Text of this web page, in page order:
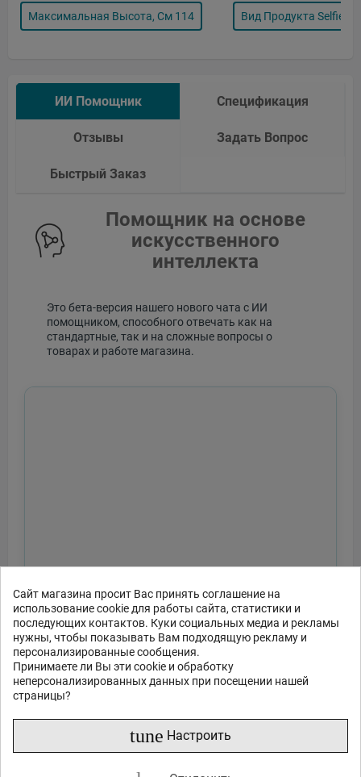
Сайт магазина просит Вас принять соглашение на
использование cookie для работы сайта, статистики и
последующих контактов. Куки социальных медиа и рекламы
нужны, чтобы показывать Вам подходящую рекламу и
персонализированные сообщения.
Принимаете ли Вы эти cookie и обработку
неперсонализированных данных при посещении нашей
страницы?
tune Настроить
Максимальная Высота, См 114 Вид Продукта Selfie
ИИ Помощник Спецификация
Отзывы Задать Вопрос
Быстрый Заказ
Помощник на основе
искусственного
интеллекта
Это бета-версия нашего нового чата с ИИ
помощником, способного отвечать как на
стандартные, так и на сложные вопросы о
товарах и работе магазина.